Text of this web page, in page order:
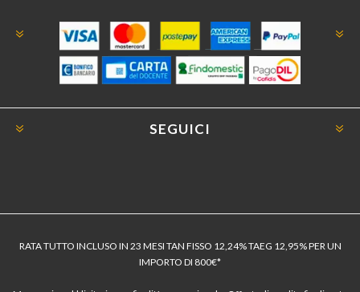
SEGUICI
RATA TUTTO INCLUSO IN 23 MESI TAN FISSO 12,24% TAEG 12,95% PER UN
IMPORTO DI 800€*